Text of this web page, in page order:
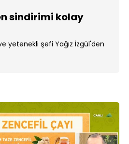
sindirimi kolay
yetenekli şefi Yağız İzgül'den